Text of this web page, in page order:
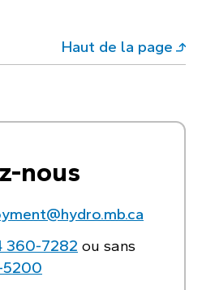
Haut de la page
nous
360‑7282 ou sans